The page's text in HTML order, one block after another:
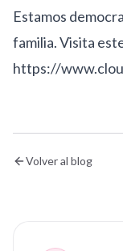
Estamos
familia. Visita
https://
Volver al blog